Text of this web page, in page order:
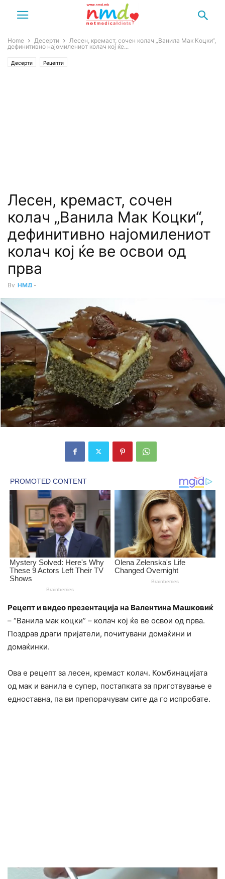
Home Десерти
Лесен, кремаст, сочен колач „Ванила Мак Коцки“,
дефинитивно најомилениот колач кој ќе...
Десерти Рецепти
Лесен, кремаст, сочен
колач „Ванила Мак Коцки“,
дефинитивно најомилениот
колач кој ќе ве освои од
прва
By НМД -
Рецепт и видео презентација на Валентина Машковиќ
– “Ванила мак коцки” – колач кој ќе ве освои од прва.
Поздрав драги пријатели, почитувани домаќини и
домаќинки.
Ова е рецепт за лесен, кремаст колач. Комбинацијата
од мак и ванила е супер, постапката за приготвување е
едноставна, па ви препорачувам сите да го испробате.